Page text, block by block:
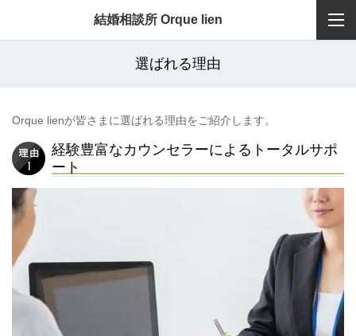
結婚相談所 Orque lien
選ばれる理由
Orque lienが皆さまに選ばれる理由をご紹介します。
経験豊富なカウンセラーによるトータルサポ
ート